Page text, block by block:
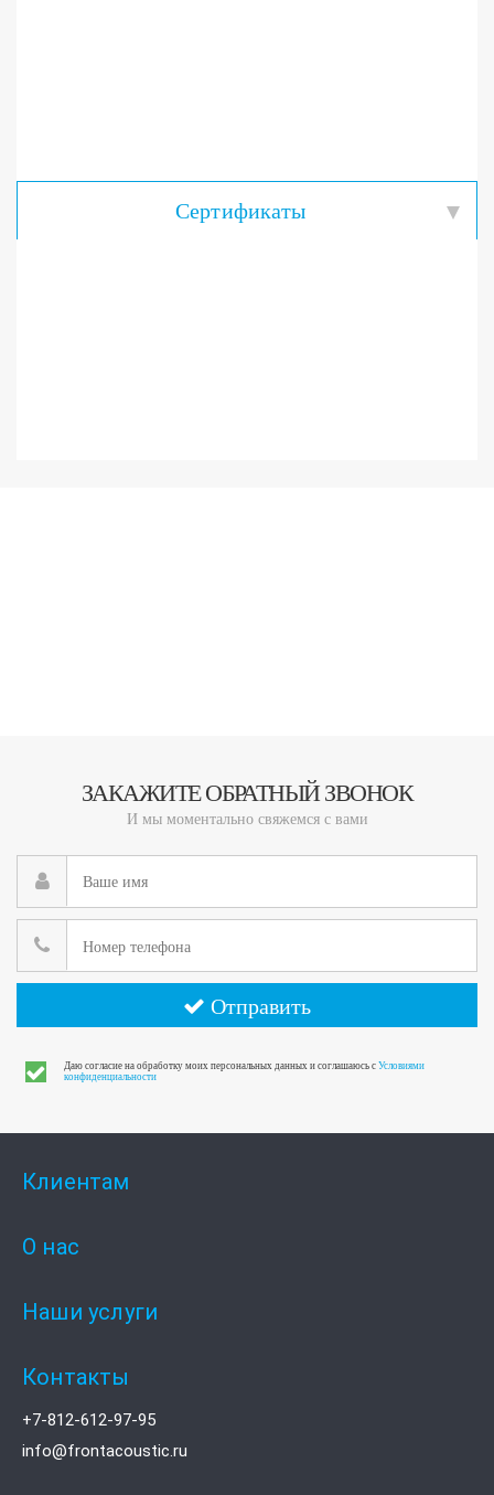
Сертификаты
ЗАКАЖИТЕ ОБРАТНЫЙ ЗВОНОК
И мы моментально свяжемся с вами
Отправить
Даю согласие на обработку моих персональных данных и соглашаюсь с Условиями
конфиденциальности
Клиентам
О нас
Наши услуги
Контакты
+7-812-612-97-95
info@frontacoustic.ru